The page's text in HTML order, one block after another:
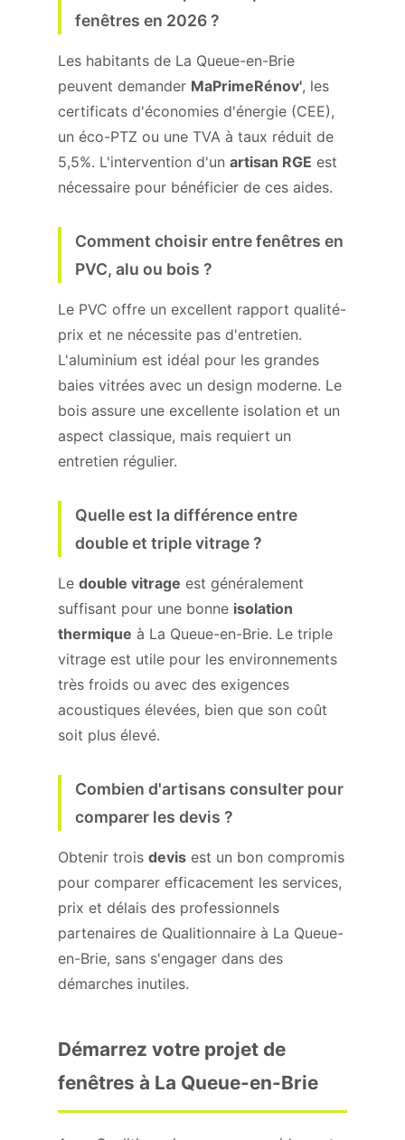
fenêtres en 2026 ?
Les habitants de La Queue-en-Brie
peuvent demander MaPrimeRénov', les
certificats d'économies d'énergie (CEE),
un éco-PTZ ou une TVA à taux réduit de
5,5%. L'intervention d'un artisan RGE est
nécessaire pour bénéficier de ces aides.
Comment choisir entre fenêtres en
PVC, alu ou bois ?
Le PVC offre un excellent rapport qualité-
prix et ne nécessite pas d'entretien.
L'aluminium est idéal pour les grandes
baies vitrées avec un design moderne. Le
bois assure une excellente isolation et un
aspect classique, mais requiert un
entretien régulier.
Quelle est la différence entre
double et triple vitrage ?
Le double vitrage est généralement
suffisant pour une bonne isolation
thermique à La Queue-en-Brie. Le triple
vitrage est utile pour les environnements
très froids ou avec des exigences
acoustiques élevées, bien que son coût
soit plus élevé.
Combien d'artisans consulter pour
comparer les devis ?
Obtenir trois devis est un bon compromis
pour comparer efficacement les services,
prix et délais des professionnels
partenaires de Qualitionnaire à La Queue-
en-Brie, sans s'engager dans des
démarches inutiles.
Démarrez votre projet de
fenêtres à La Queue-en-Brie